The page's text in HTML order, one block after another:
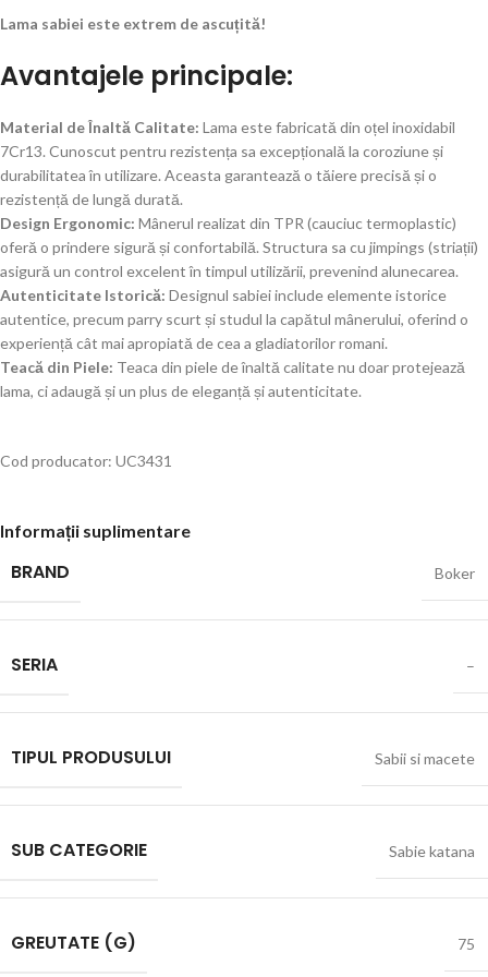
Lama sabiei este extrem de ascuțită!
Avantajele principale:
Material de Înaltă Calitate: Lama este fabricată din oțel inoxidabil
7Cr13. Cunoscut pentru rezistența sa excepțională la coroziune și
durabilitatea în utilizare. Aceasta garantează o tăiere precisă și o
rezistență de lungă durată.
Design Ergonomic: Mânerul realizat din TPR (cauciuc termoplastic)
oferă o prindere sigură și confortabilă. Structura sa cu jimpings (striații)
asigură un control excelent în timpul utilizării, prevenind alunecarea.
Autenticitate Istorică: Designul sabiei include elemente istorice
autentice, precum parry scurt și studul la capătul mânerului, oferind o
experiență cât mai apropiată de cea a gladiatorilor romani.
Teacă din Piele: Teaca din piele de înaltă calitate nu doar protejează
lama, ci adaugă și un plus de eleganță și autenticitate.
Cod producator: UC3431
Informații suplimentare
BRAND Boker
SERIA –
TIPUL PRODUSULUI Sabii si macete
SUB CATEGORIE Sabie katana
GREUTATE (G) 75